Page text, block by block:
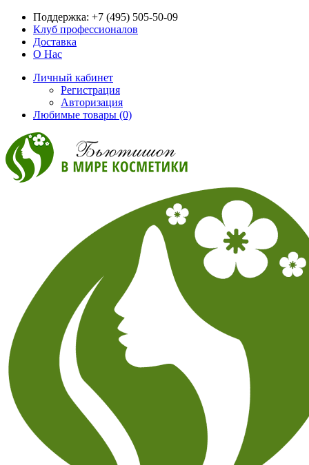
Поддержка: +7 (495) 505-50-09
Клуб профессионалов
Доставка
О Нас
Личный кабинет
Регистрация
Авторизация
Любимые товары (0)